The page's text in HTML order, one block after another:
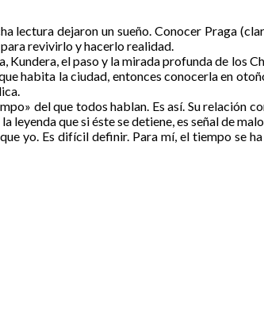
lectura dejaron un sueño. Conocer Praga
revivirlo y hacerlo realidad.
el paso y la mirada profunda de los
habita la ciudad, entonces conocerla en
del que todos hablan. Es así. Su relación
que si éste se detiene, es señal de
yo. Es difícil definir. Para mí, el tiempo se